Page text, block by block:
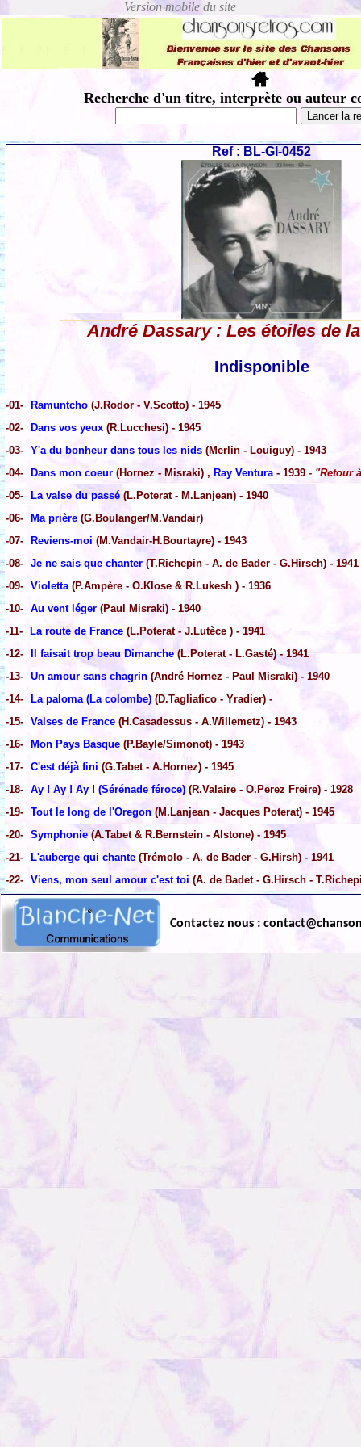
Recherche d'un titre, interprète ou auteur
Ref : BL-GI-0452
André Dassary : Les étoiles de
Indisponible
-01- Ramuntcho (J.Rodor - V.Scotto) - 1945
-02-
Dans vos yeux (R.Lucchesi) - 1945
-03- Y'a du bonheur dans tous les nids (Merlin - Louiguy) - 1943
-04-
Dans mon coeur (Hornez - Misraki) , Ray Ventura- 1939 - "Retour
-05-
La valse du passé (L.Poterat - M.Lanjean) - 1940
-06-
Ma prière (G.Boulanger/M.Vandair)
-07-
Reviens-moi (M.Vandair-H.Bourtayre) - 1943
-08- Je ne sais que chanter (T.Richepin - A. de Bader - G.Hirsch) - 1941
-09- Violetta (P.Ampère - O.Klose & R.Lukesh ) - 1936
-10- Au vent léger (Paul Misraki) - 1940
-11-
La route de France (L.Poterat - J.Lutèce ) - 1941
-12-
Il faisait trop beau Dimanche(L.Poterat - L.Gasté) - 1941
-13- Un amour sans chagrin (André Hornez - Paul Misraki) - 1940
-14-
La paloma (La colombe) (D.Tagliafico - Yradier) -
-15- Valses de France (H.Casadessus - A.Willemetz) - 1943
-16-
Mon Pays Basque (P.Bayle/Simonot) - 1943
-17- C'est déjà fini (G.Tabet - A.Hornez) - 1945
-18- Ay ! Ay ! Ay ! (Sérénade féroce) (R.Valaire - O.Perez Freire) - 1928
-19- Tout le long de l'Oregon (M.Lanjean - Jacques Poterat) - 1945
-20- Symphonie(A.Tabet & R.Bernstein - Alstone) - 1945
-21-
L'auberge qui chante (Trémolo - A. de Bader - G.Hirsh) - 1941
-22- Viens, mon seul amour c'est toi (A. de Badet - G.Hirsch -
Contactez nous :